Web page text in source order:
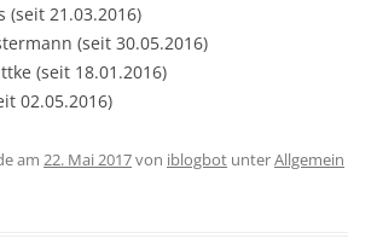
(seit 21.03.2016)
(seit 30.05.2016)
(seit 18.01.2016)
02.05.2016)
am 22. Mai 2017von iblogbot unterAllgemein